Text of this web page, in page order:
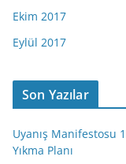
Ekim 2017
Eylül 2017
Son Yazılar
Uyanış Manifestosu
Yıkma Planı